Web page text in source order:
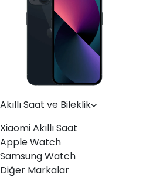
Akıllı Saat ve Bileklik
Xiaomi Akıllı Saat
Apple Watch
Samsung Watch
Diğer Markalar